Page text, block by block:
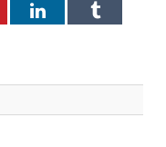
LinkedInTumblr